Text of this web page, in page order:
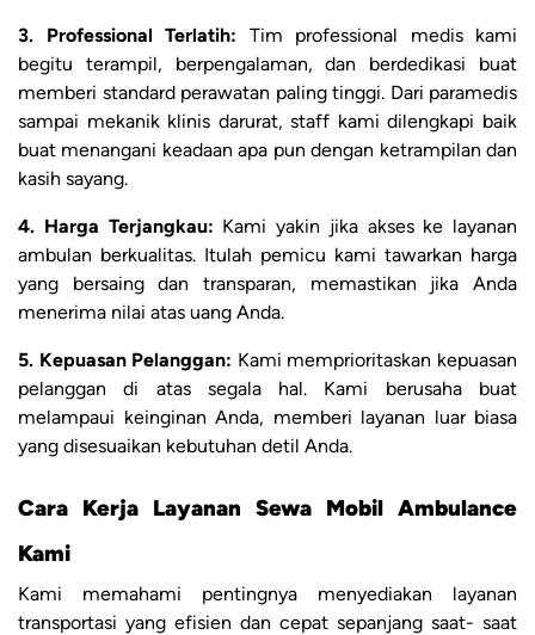
3. Professional Terlatih: Tim professional medis kami
begitu terampil, berpengalaman, dan berdedikasi buat
memberi standard perawatan paling tinggi. Dari paramedis
sampai mekanik klinis darurat, staff kami dilengkapi baik
buat menangani keadaan apa pun dengan ketrampilan dan
kasih sayang.
4. Harga Terjangkau: Kami yakin jika akses ke layanan
ambulan berkualitas. Itulah pemicu kami tawarkan harga
yang bersaing dan transparan, memastikan jika Anda
menerima nilai atas uang Anda.
5. Kepuasan Pelanggan: Kami memprioritaskan kepuasan
pelanggan di atas segala hal. Kami berusaha buat
melampaui keinginan Anda, memberi layanan luar biasa
yang disesuaikan kebutuhan detil Anda.
Cara Kerja Layanan Sewa Mobil Ambulance
Kami
Kami memahami pentingnya menyediakan layanan
transportasi yang efisien dan cepat sepanjang saat- saat